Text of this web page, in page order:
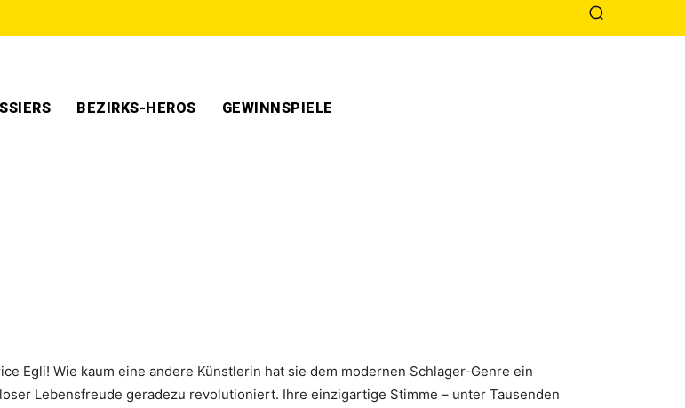
BEZIRKS-HEROS GEWINNSPIELE
Egli! Wie kaum eine andere Künstlerin hat sie dem modernen Schlager-Genre ein
Lebensfreude geradezu revolutioniert. Ihre einzigartige Stimme – unter Tausenden